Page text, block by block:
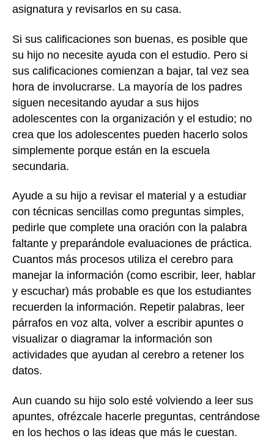
asignatura y revisarlos en su casa.
Si sus calificaciones son buenas, es posible que
su hijo no necesite ayuda con el estudio. Pero si
sus calificaciones comienzan a bajar, tal vez sea
hora de involucrarse. La mayoría de los padres
siguen necesitando ayudar a sus hijos
adolescentes con la organización y el estudio; no
crea que los adolescentes pueden hacerlo solos
simplemente porque están en la escuela
secundaria.
Ayude a su hijo a revisar el material y a estudiar
con técnicas sencillas como preguntas simples,
pedirle que complete una oración con la palabra
faltante y preparándole evaluaciones de práctica.
Cuantos más procesos utiliza el cerebro para
manejar la información (como escribir, leer, hablar
y escuchar) más probable es que los estudiantes
recuerden la información. Repetir palabras, leer
párrafos en voz alta, volver a escribir apuntes o
visualizar o diagramar la información son
actividades que ayudan al cerebro a retener los
datos.
Aun cuando su hijo solo esté volviendo a leer sus
apuntes, ofrézcale hacerle preguntas, centrándose
en los hechos o las ideas que más le cuestan.